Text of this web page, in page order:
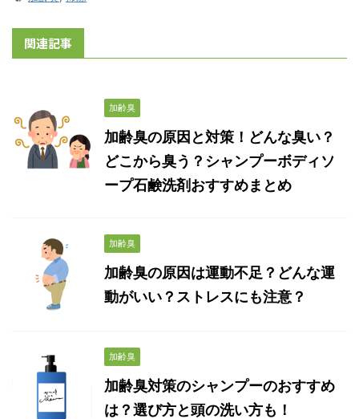
関連記事
加齢臭
加齢臭の原因と対策！どんな臭い？
どこから臭う？シャンプーボディソ
ープ石鹸洗剤おすすめまとめ
加齢臭
加齢臭の原因は運動不足？どんな運
動がいい？ストレスにも注意？
加齢臭
加齢臭対策のシャンプーのおすすめ
は？選び方と頭の洗い方も！